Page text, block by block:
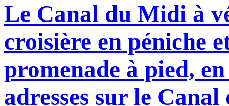
Le Canal du Midi à
croisière en péniche
promenade à pied,
adresses sur le